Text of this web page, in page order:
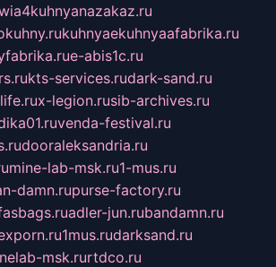
kuhnyaekuhnyaafabrika.ru
e-abis1c.ru
kts-services.rudark-sand.ru
x-legion.rusib-archives.ru
venda-festival.ru
dooraleksandria.ru
mine-lab-msk.ru1-mus.ru
damn.rupurse-factory.ru
adler-jun.rubandamn.ru
1mus.rudarksand.ru
msk.rurtdco.ru